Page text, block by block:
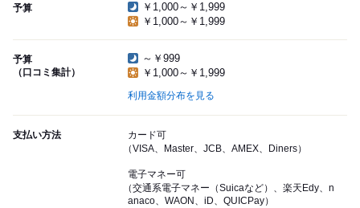
予算
￥1,000～￥1,999
￥1,000～￥1,999
予算
（口コミ集計）
～￥999
￥1,000～￥1,999
利用金額分布を見る
支払い方法
カード可
（VISA、Master、JCB、AMEX、Diners）
電子マネー可
（交通系電子マネー（Suicaなど）、楽天Edy、n
anaco、WAON、iD、QUICPay）